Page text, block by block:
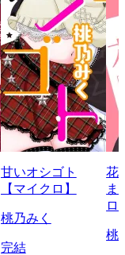
甘いオシゴト
【マイクロ】
桃乃みく
完結
花
ま
ロ
桃